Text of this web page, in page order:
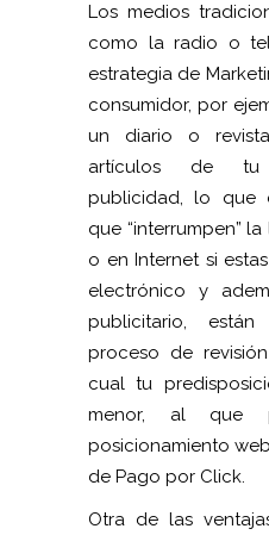
Los medios
como la radio o
estrategia de
consumidor, por
un diario o
artículos de tu
publicidad, lo que
que “interrumpen”
o en Internet si
electrónico y
publicitario,
proceso de
cual tu
menor, al que
posicionamiento
de Pago por Click.
Otra de las